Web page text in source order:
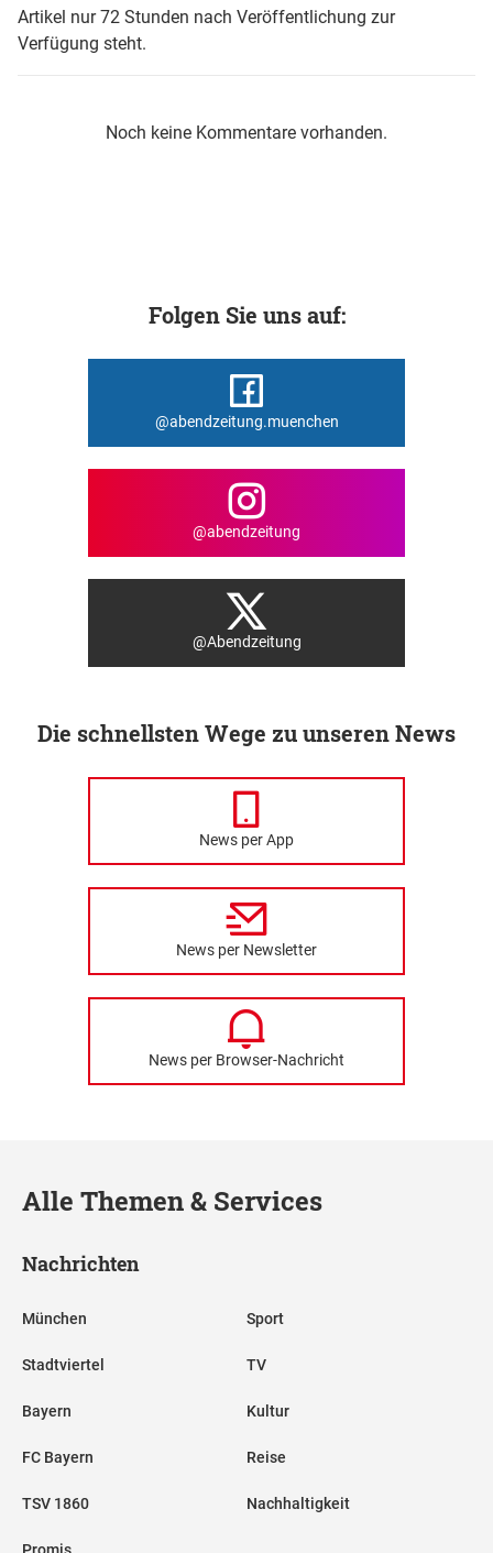
Artikel nur 72 Stunden nach Veröffentlichung zur
Verfügung steht.
Noch keine Kommentare vorhanden.
Folgen Sie uns auf:
@abendzeitung.muenchen
@abendzeitung
@Abendzeitung
Die schnellsten Wege zu unseren News
News per App
News per Newsletter
News per Browser-Nachricht
Alle Themen & Services
Nachrichten
München
Stadtviertel
Bayern
FC Bayern
TSV 1860
Promis
Sport
TV
Kultur
Reise
Nachhaltigkeit